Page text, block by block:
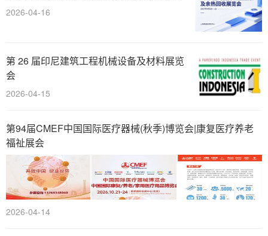
2026-04-16
第 26 届印尼建筑工程机械设备及材料展览
会
2026-04-15
第94届CMEF中国国际医疗器械(秋季)博览会|康复医疗养老
福祉展会
2026-04-14